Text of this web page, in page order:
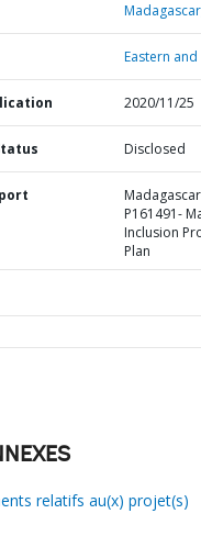
Eastern
2020/11/25
Disclosed
Madagascar
P161491-
Inclusion
Plan
relatifs au(x) projet(s)